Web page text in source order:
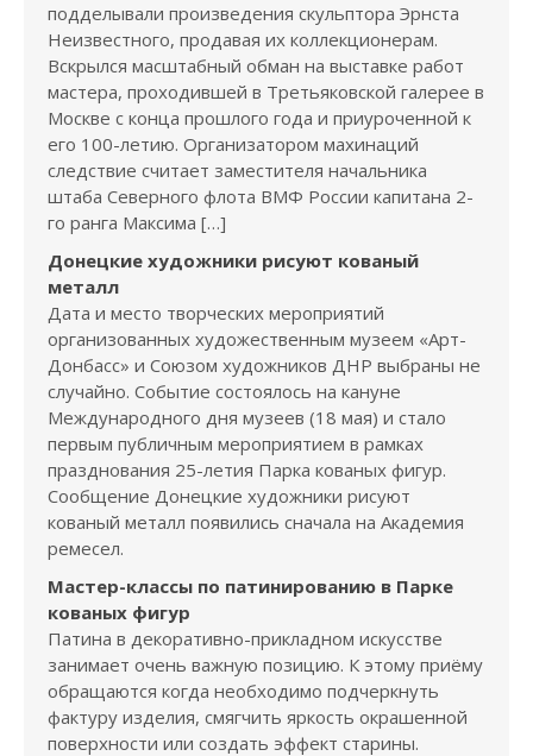
подделывали произведения скульптора Эрнста
Неизвестного, продавая их коллекционерам.
Вскрылся масштабный обман на выставке работ
мастера, проходившей в Третьяковской галерее в
Москве с конца прошлого года и приуроченной к
его 100-летию. Организатором махинаций
следствие считает заместителя начальника
штаба Северного флота ВМФ России капитана 2-
го ранга Максима […]
Донецкие художники рисуют кованый
металл
Дата и место творческих мероприятий
организованных художественным музеем «Арт-
Донбасс» и Союзом художников ДНР выбраны не
случайно. Событие состоялось на кануне
Международного дня музеев (18 мая) и стало
первым публичным мероприятием в рамках
празднования 25-летия Парка кованых фигур.
Сообщение Донецкие художники рисуют
кованый металл появились сначала на Академия
ремесел.
Мастер-классы по патинированию в Парке
кованых фигур
Патина в декоративно-прикладном искусстве
занимает очень важную позицию. К этому приёму
обращаются когда необходимо подчеркнуть
фактуру изделия, смягчить яркость окрашенной
поверхности или создать эффект старины.